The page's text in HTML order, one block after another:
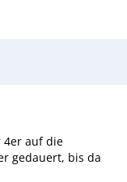
4er auf die
gedauert, bis da